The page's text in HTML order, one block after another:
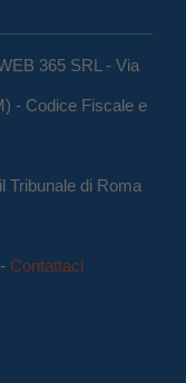
365 SRL - Via
- Codice Fiscale e
Tribunale di Roma
Contattaci